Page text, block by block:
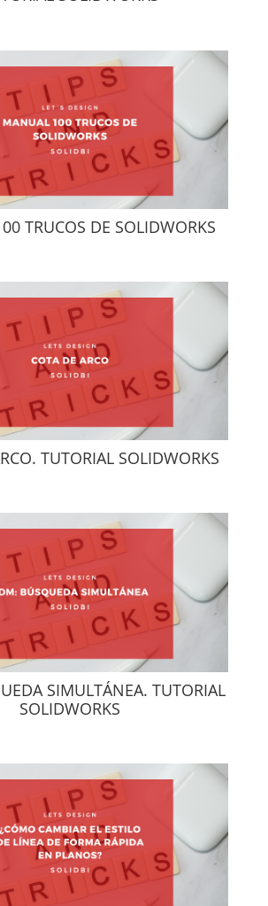
TRUCOS DE SOLIDWORKS
TUTORIAL SOLIDWORKS
SIMULTÁNEA. TUTORIAL
SOLIDWORKS